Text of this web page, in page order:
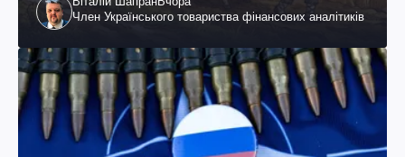
Член Українського товариства фінансових аналітиків